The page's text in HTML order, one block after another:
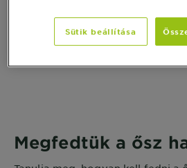
VÁSÁROLJON
Megfedtük a ősz
Sütik beállítása